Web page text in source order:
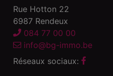
Rue Hotton 22
6987 Rendeux
084 77 00 00
info@bg-immo.be
Réseaux sociaux: